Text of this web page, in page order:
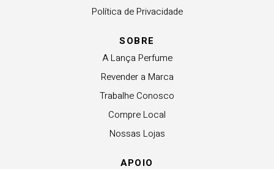
Política de Privacidade
SOBRE
A Lança Perfume
Revender a Marca
Trabalhe Conosco
Compre Local
Nossas Lojas
APOIO